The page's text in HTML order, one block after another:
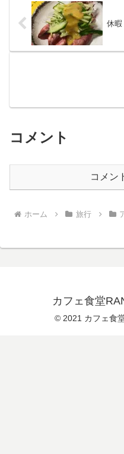
休暇
コメント
コメン
ホーム 旅行
カフェ食堂
© 2021 カフェ食